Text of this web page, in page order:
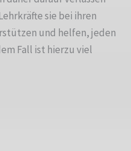
sie bei ihren
und helfen, jeden
Fall ist hierzu viel